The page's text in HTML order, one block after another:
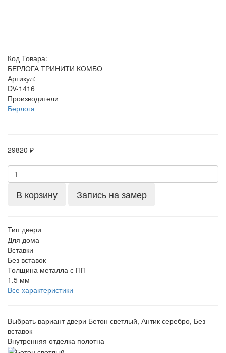
Код Товара:
БЕРЛОГА ТРИНИТИ КОМБО
Артикул:
DV-1416
Производители
Берлога
29820 ₽
В корзину Запись на замер
Тип двери
Для дома
Вставки
Без вставок
Толщина металла с ПП
1.5 мм
Все характеристики
Выбрать вариант двери Бетон светлый, Антик серебро, Без
вставок
Внутренняя отделка полотна